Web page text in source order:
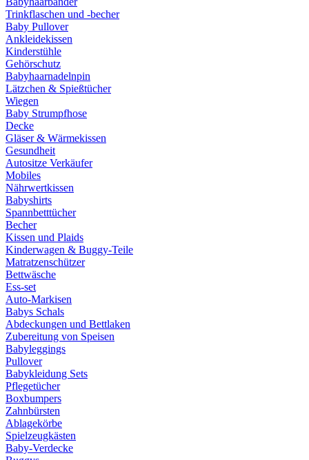
Trinkflaschen und -becher
Baby Pullover
Ankleidekissen
Kinderstühle
Gehörschutz
Babyhaarnadelnpin
Lätzchen & Spießtücher
Wiegen
Baby Strumpfhose
Decke
Gläser & Wärmekissen
Gesundheit
Autositze Verkäufer
Mobiles
Nährwertkissen
Babyshirts
Spannbetttücher
Becher
Kissen und Plaids
Kinderwagen & Buggy-Teile
Matratzenschützer
Bettwäsche
Ess-set
Auto-Markisen
Babys Schals
Abdeckungen und Bettlaken
Zubereitung von Speisen
Babyleggings
Pullover
Babykleidung Sets
Pflegetücher
Boxbumpers
Zahnbürsten
Ablagekörbe
Spielzeugkästen
Baby-Verdecke